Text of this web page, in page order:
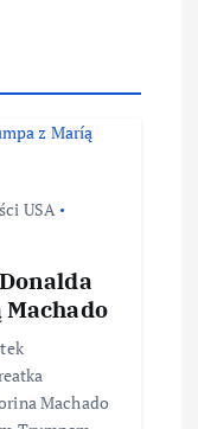
USA
Machado